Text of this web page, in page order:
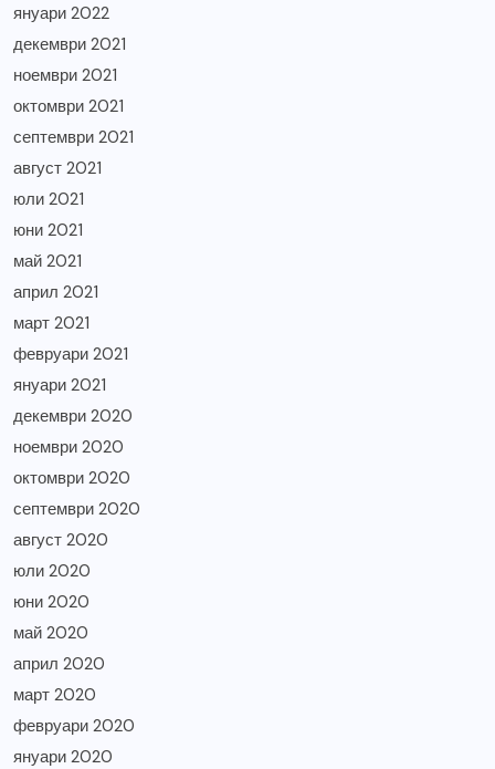
януари 2022
декември 2021
ноември 2021
октомври 2021
септември 2021
август 2021
юли 2021
юни 2021
май 2021
април 2021
март 2021
февруари 2021
януари 2021
декември 2020
ноември 2020
октомври 2020
септември 2020
август 2020
юли 2020
юни 2020
май 2020
април 2020
март 2020
февруари 2020
януари 2020